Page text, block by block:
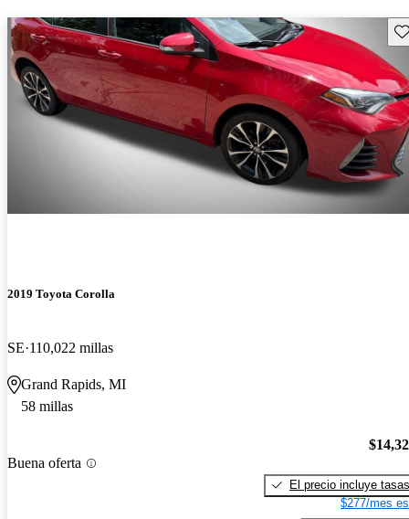
2019 Toyota Corolla
SE 110,022 millas
Grand Rapids, MI
58 millas
Buena oferta
El precio incluye tasas
$277/mes